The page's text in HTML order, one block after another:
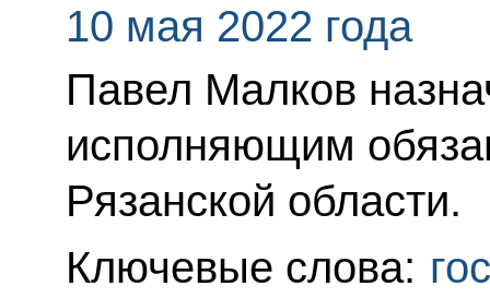
10 мая 2022 года
Павел Малков
исполняющим
Рязанской области.
Ключевые слова: